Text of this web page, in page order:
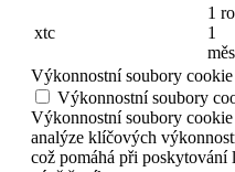
xtc
1
1
Výkonnostní soubory cookie
Výkonnostní soubory
Výkonnostní soubory cookie
analýze klíčových
což pomáhá při poskytování